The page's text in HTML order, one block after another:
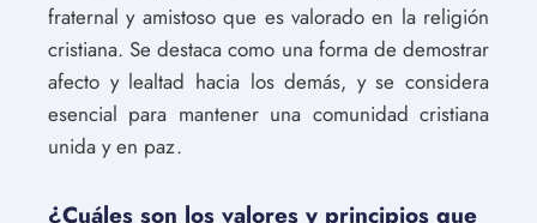
fraternal y amistoso que es valorado en la religión
cristiana. Se destaca como una forma de demostrar
afecto y lealtad hacia los demás, y se considera
esencial para mantener una comunidad cristiana
unida y en paz.
¿Cuáles son los valores y principios que